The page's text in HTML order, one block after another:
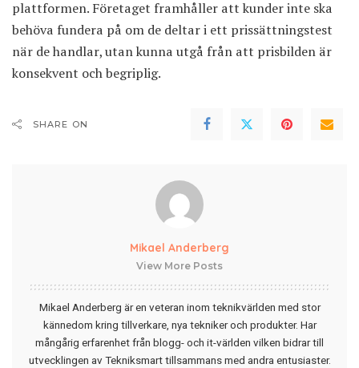
plattformen. Företaget framhåller att kunder inte ska
behöva fundera på om de deltar i ett prissättningstest
när de handlar, utan kunna utgå från att prisbilden är
konsekvent och begriplig.
SHARE ON
Mikael Anderberg
View More Posts
Mikael Anderberg är en veteran inom teknikvärlden med stor
kännedom kring tillverkare, nya tekniker och produkter. Har
mångårig erfarenhet från blogg- och it-världen vilken bidrar till
utvecklingen av Tekniksmart tillsammans med andra entusiaster.